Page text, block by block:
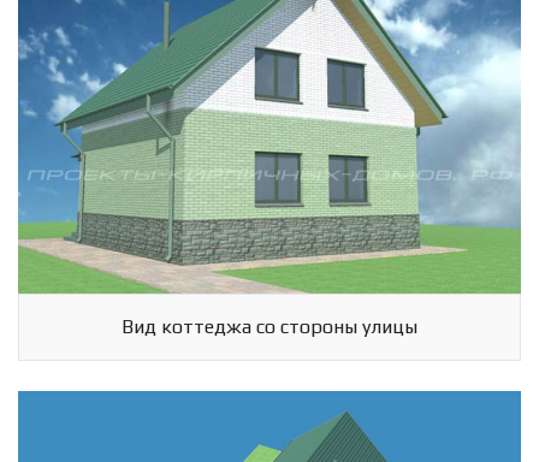
Вид коттеджа со стороны улицы